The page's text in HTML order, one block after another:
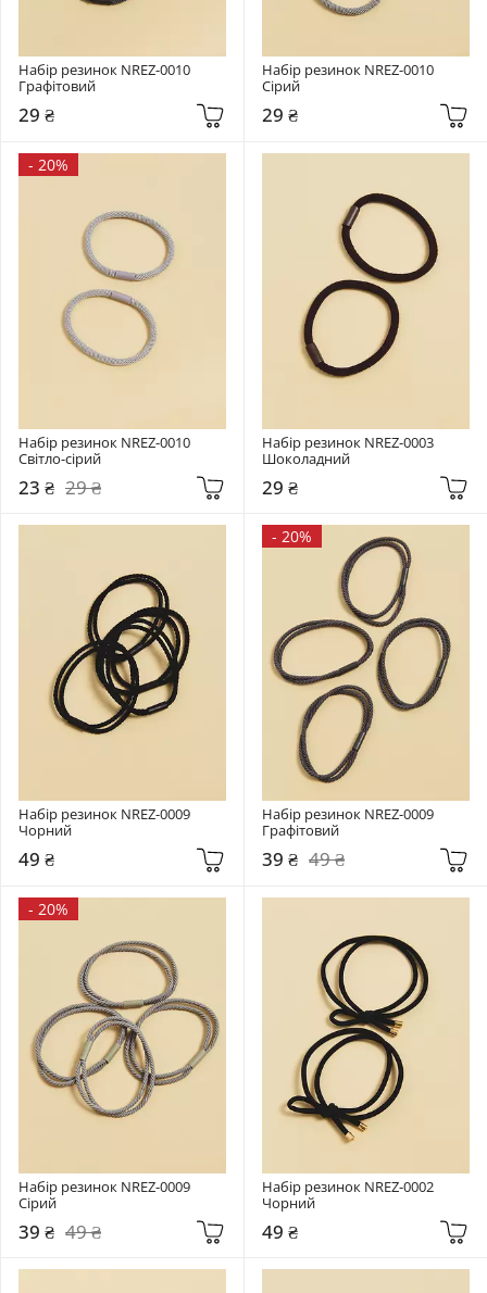
Набір резинок NREZ-0010
Графітовий
29 ₴
Набір резинок NREZ-0010
Сірий
29 ₴
- 20%
Набір резинок NREZ-0010
Світло-сірий
23 ₴ 29 ₴
Набір резинок NREZ-0003
Шоколадний
29 ₴
Набір резинок NREZ-0009
Чорний
49 ₴
- 20%
Набір резинок NREZ-0009
Графітовий
39 ₴ 49 ₴
- 20%
Набір резинок NREZ-0009
Сірий
39 ₴ 49 ₴
Набір резинок NREZ-0002
Чорний
49 ₴